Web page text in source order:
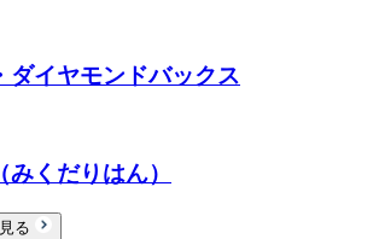
ダイヤモンドバックス
くだりはん）
る